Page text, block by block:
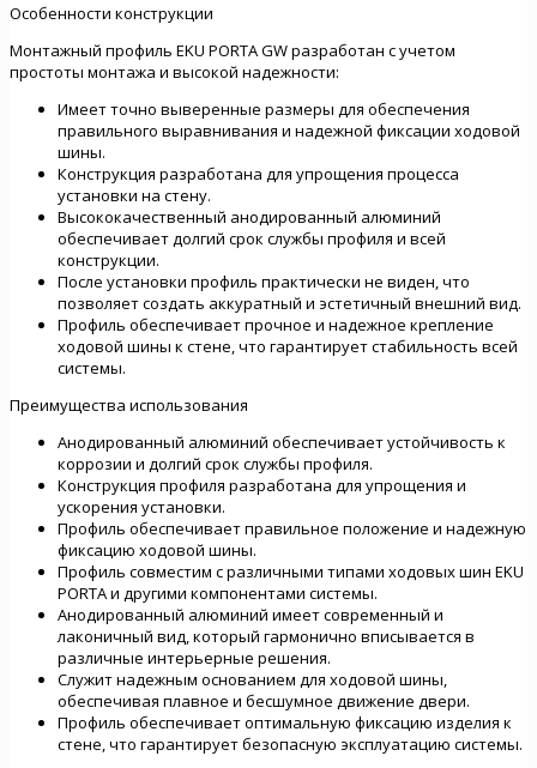
Особенности конструкции
Монтажный профиль EKU PORTA GW разработан с учетом
простоты монтажа и высокой надежности:
Имеет точно выверенные размеры для обеспечения
правильного выравнивания и надежной фиксации ходовой
шины.
Конструкция разработана для упрощения процесса
установки на стену.
Высококачественный анодированный алюминий
обеспечивает долгий срок службы профиля и всей
конструкции.
После установки профиль практически не виден, что
позволяет создать аккуратный и эстетичный внешний вид.
Профиль обеспечивает прочное и надежное крепление
ходовой шины к стене, что гарантирует стабильность всей
системы.
Преимущества использования
Анодированный алюминий обеспечивает устойчивость к
коррозии и долгий срок службы профиля.
Конструкция профиля разработана для упрощения и
ускорения установки.
Профиль обеспечивает правильное положение и надежную
фиксацию ходовой шины.
Профиль совместим с различными типами ходовых шин EKU
PORTA и другими компонентами системы.
Анодированный алюминий имеет современный и
лаконичный вид, который гармонично вписывается в
различные интерьерные решения.
Служит надежным основанием для ходовой шины,
обеспечивая плавное и бесшумное движение двери.
Профиль обеспечивает оптимальную фиксацию изделия к
стене, что гарантирует безопасную эксплуатацию системы.